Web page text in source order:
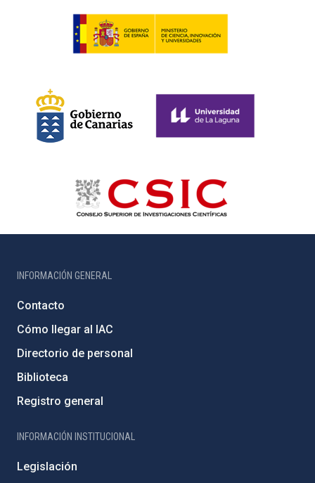
INFORMACIÓN GENERAL
Contacto
Cómo llegar al IAC
Directorio de personal
Biblioteca
Registro general
INFORMACIÓN INSTITUCIONAL
Legislación